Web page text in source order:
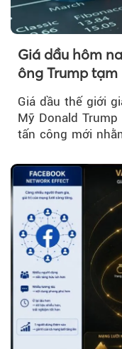
Giá dầu hôm
ông Trump
Giá dầu thế giới
Mỹ Donald
tấn công mới